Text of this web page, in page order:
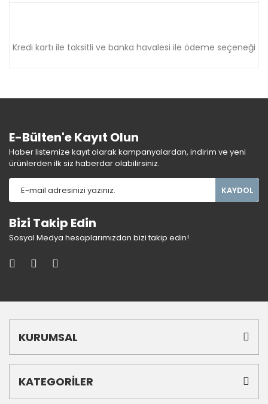
Kredi kartı ile taksitli ve banka havalesi ile ödeme seçeneği
E-Bülten'e Kayıt Olun
Haber listemize kayıt olarak kampanyalardan, indirim ve yeni
ürünlerden ilk siz haberdar olabilirsiniz.
KAYDOL
Bizi Takip Edin
Sosyal Medya hesaplarımızdan bizi takip edin!
KURUMSAL
KATEGORİLER